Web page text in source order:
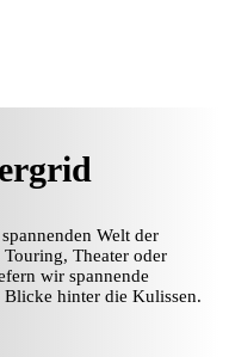
Welt der
Theater oder
wir spannende
hinter die Kulissen.